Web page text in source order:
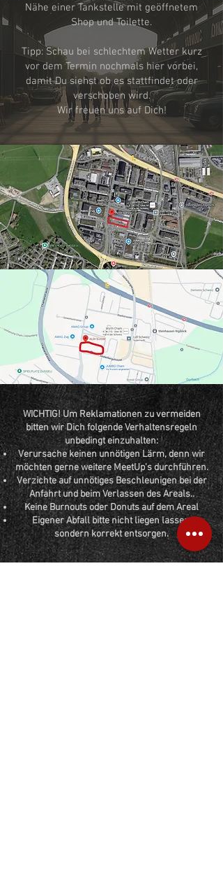
Nähe einer Tankstelle mit geöffnetem
Shop und Toilette.
Tipp: Schau bei schlechtem Wetter kurz
vor dem Termin nochmals hier vorbei,
damit Du siehst ob es stattfindet oder
verschoben wird.
Wir freuen uns auf Dich!
WICHTIG! Um Reklamationen zu vermeiden
bitten wir Dich folgende Verhaltensregeln
unbedingt einzuhalten:
Verursache keinen unnötigen Lärm, denn wir
möchten gerne weitere MeetUp's durchführen.
Verzichte auf unnötiges Beschleunigen bei der
Anfahrt und beim Verlassen des Areals..
Keine Burnouts oder Donuts auf dem Areal
Eigener Abfall bitte nicht liegen lassen,
sondern korrekt entsorgen.